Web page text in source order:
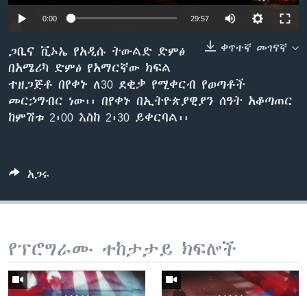
ቋንቋዎች
0:00 29:57
ቀጥተኛ መገናኛ
ጋቢና ቪኦኤ የአዲሱ ትውልድ ድምፅ
በአሜሪካ ድምፅ የአማርኛው ክፍል
ተዘጋጅቶ በየቀኑ ለ30 ደቂቃ የሚቀርብ የወጣቶች
መርኃግብር ነው፡፡ በየቀኑ በኢትዮጵያዊያን ሰዓት አቆጣጠር
ከምሽቱ 2፡00 እስከ 2፡30 ይቀርባል፡፡
አጋሩ
የፕሮግራሙ ተከታታይ ክፍሎች